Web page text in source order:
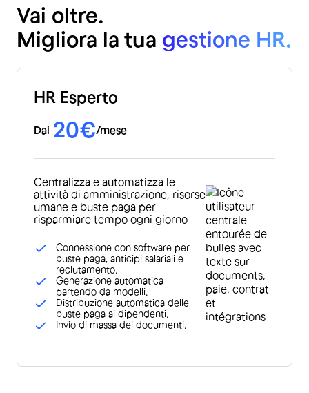
Vai oltre.
Migliora la tua gestione HR.
HR Esperto
Dai 20€/mese
Centralizza e automatizza le
attività di amministrazione, risorse
umane e buste paga per
risparmiare tempo ogni giorno
Connessione con software per
buste paga, anticipi salariali e
reclutamento.
Generazione automatica
partendo da modelli.
Distribuzione automatica delle
buste paga ai dipendenti.
Invio di massa dei documenti.